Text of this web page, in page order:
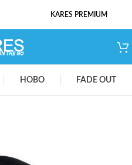
KARES PREMIUM
НОВО FADE OUT